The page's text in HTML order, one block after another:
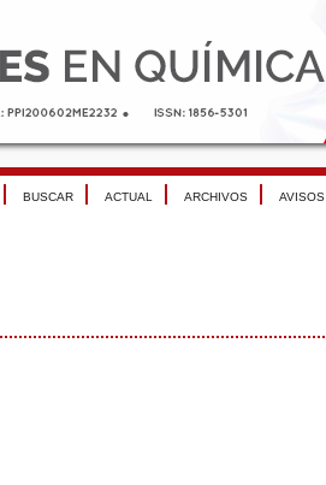
BUSCAR ACTUAL ARCHIVOS AVISOS